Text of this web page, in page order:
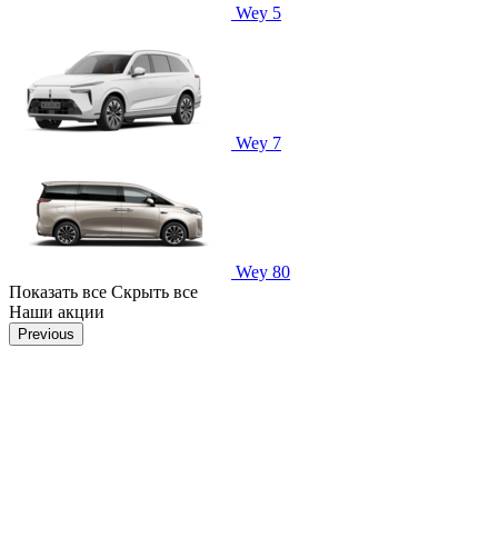
Wey 5
Wey 7
Wey 80
Показать все Скрыть все
Наши акции
Previous